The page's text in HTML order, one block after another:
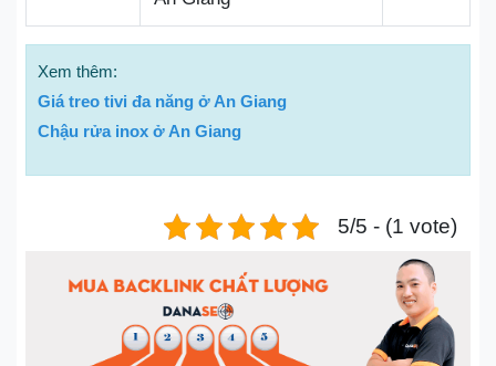
Xem thêm:
Giá treo tivi đa năng ở An Giang
Chậu rửa inox ở An Giang
5/5 - (1 vote)